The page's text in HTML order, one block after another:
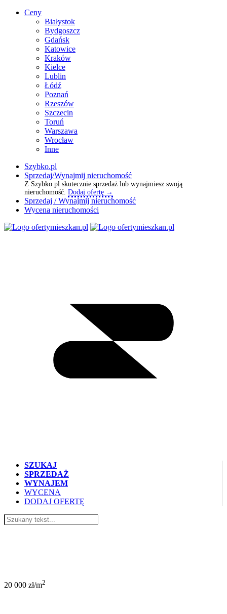
Ceny
Białystok
Bydgoszcz
Gdańsk
Katowice
Kraków
Kielce
Lublin
Łódź
Poznań
Rzeszów
Szczecin
Toruń
Warszawa
Wrocław
Inne
Szybko.pl
Sprzedaj/Wynajmij nieruchomość
Z Szybko.pl skutecznie sprzedaż lub wynajmiesz swoją
nieruchomość. Dodaj ofertę →
Sprzedaj / Wynajmij nieruchomość
Wycena nieruchomości
SZUKAJ
SPRZEDAŻ
WYNAJEM
WYCENA
DODAJ OFERTĘ
20 000 zł/m2